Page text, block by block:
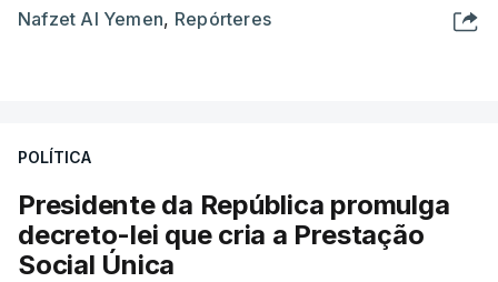
Nafzet Al Yemen, Repórteres
POLÍTICA
Presidente da República promulga
decreto-lei que cria a Prestação
Social Única